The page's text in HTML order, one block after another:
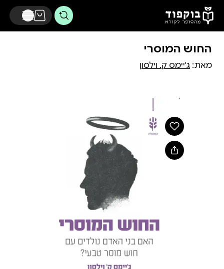
דלג לתוכן הראשי
החוש המוסרי
מאת: ג'יימס ק. וילסון